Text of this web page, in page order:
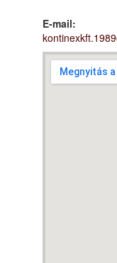
E-mail: